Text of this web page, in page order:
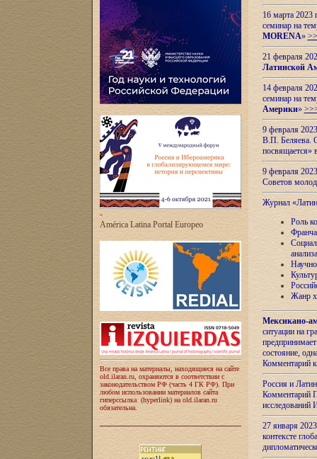
-
América Latina Portal Europeo
Все права на материалы, находящиеся на сайте
old.ilaran.ru, охраняются в соответствии с
законодательством РФ (часть 4 ГК РФ). При
любом использовании материалов сайта
гиперссылка (hyperlink) на old.ilaran.ru
обязательна.
16 марта 2023
семинар на
MORENA»
21 февраля
Латинской
14 февраля
семинар на
Америки»
9 февраля
В.П. Беляева.
посвящается»
9 февраля
Советов
Журнал
Роль
анализа
Жанр
Мексикано-
ситуации на
состояние,
Комментарий
Россия и
Комментарий
27 января
контексте